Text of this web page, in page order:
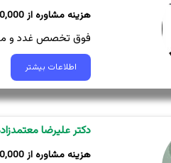
فوق تخصص غدد و
اطلاعات بیشتر
دکتر علیرضا